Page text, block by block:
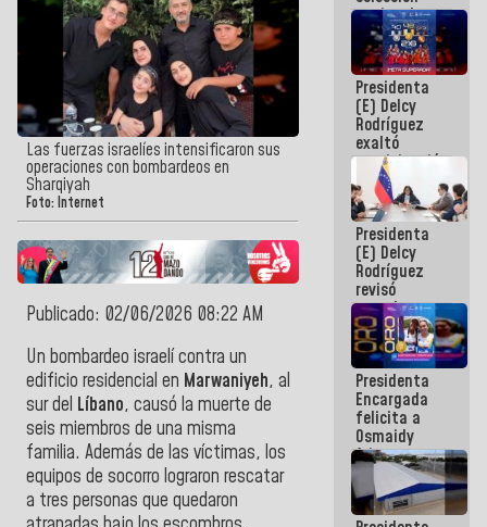
Las fuerzas israelíes intensificaron sus
operaciones con bombardeos en
Sharqiyah
Foto: Internet
Publicado: 02/06/2026 08:22 AM
Un bombardeo israelí contra un
edificio residencial en Marwaniyeh, al
sur del Líbano, causó la muerte de
seis miembros de una misma
familia. Además de las víctimas, los
equipos de socorro lograron rescatar
a tres personas que quedaron
nacional
masculina
de voleibol
campeona
de la Copa
Panamericana
Sub-17
Presidenta
(E) Delcy
Rodríguez
exaltó
participación
de
Venezuela
en Juegos
Centroamericanos
y del Caribe
2026
Presidenta
(E) Delcy
Rodríguez
revisó
agenda
económica y
ejecución de
fondos de
emergencia
post-sismos
Presidenta
Encargada
felicita a
Osmaidy
Arias y
Giraly
Marcano por
hacer